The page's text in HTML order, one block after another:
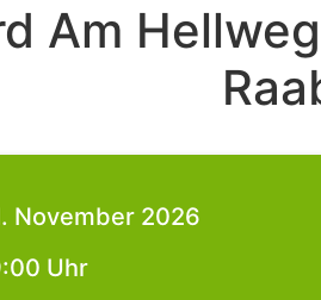
Am
November 2026
Uhr